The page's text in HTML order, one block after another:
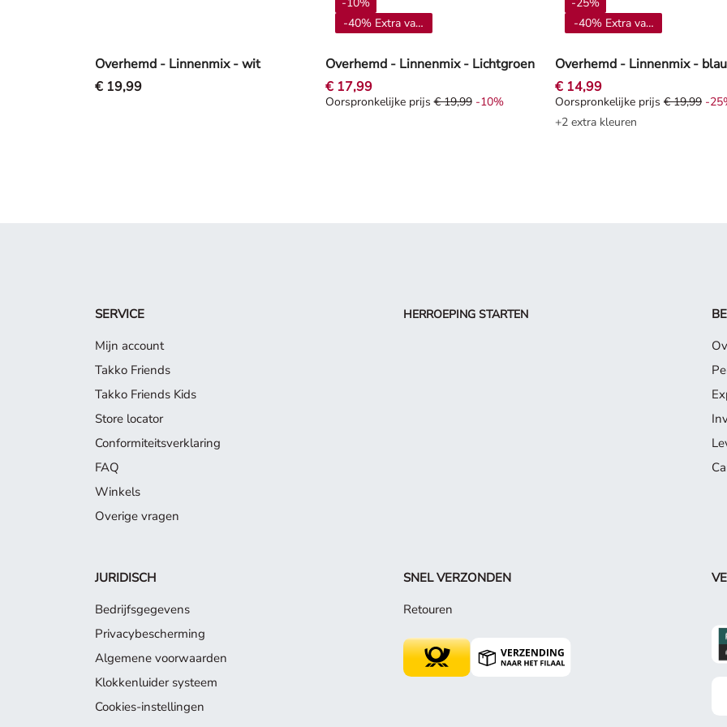
Overhemd - Linnenmix - wit
€ 19,99
Overhemd - Linnenmix - Lichtgroen
-40% Extra vanaf 4**
€ 17,99
Oorspronkelijke prijs € 19,99, Korting -10%
Oorspronkelijke prijs € 19,99 -10%
Overhemd - Linnenmix -
-40% Extra vanaf 4**
€ 14,99
Oorspronkelijke prijs € 19,99,
Oorspronkelijke prijs € 19,99 -
+2 extra kleuren
SERVICE
Mijn account
Takko Friends
Takko Friends Kids
Store locator
Conformiteitsverklaring
FAQ
Winkels
Overige vragen
HERROEPING STARTEN
JURIDISCH
Bedrijfsgegevens
Privacybescherming
Algemene voorwaarden
Klokkenluider systeem
Cookies-instellingen
SNEL VERZONDEN
Retouren